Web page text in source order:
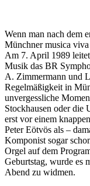
Wenn man nach dem
Münchner musica
Am 7. April 1989
Musik das BR
A. Zimmermann und
Regelmäßigkeit in
unvergessliche
Stockhausen oder die
erst vor einem
Peter Eötvös als –
Komponist sogar
Orgel auf dem
Geburtstag, wurde es
Abend zu widmen.